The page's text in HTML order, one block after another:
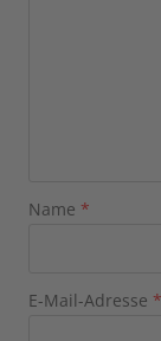
Name *
E-Mail-Adresse *